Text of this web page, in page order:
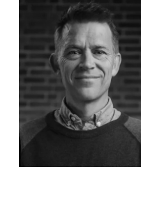
Tor Erling Fagermoen
Hovedpastor